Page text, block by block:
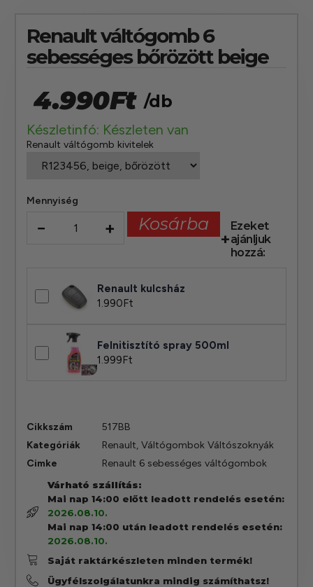
Renault váltógomb 6
sebességes bőrözött beige
4.990Ft /db
Készletinfó: Készleten van
Renault váltógomb kivitelek
Mennyiség
− + Kosárba
Ezeket
ajánljuk
hozzá:
Renault kulcsház
1.990Ft
Felnitisztító spray 500ml
1.999Ft
Cikkszám
517BB
Kategóriák
Renault,Váltógombok Váltószoknyák
Cimke
Renault 6 sebességes váltógombok
Várható szállítás:
Mai nap 14:00 előtt leadott rendelés esetén:
2026.08.10.
Mai nap 14:00 után leadott rendelés esetén:
2026.08.10.
Saját raktárkészleten minden termék!
Ügyfélszolgálatunkra mindig számíthatsz!